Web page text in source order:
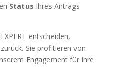
Status Ihres Antrags
entscheiden,
zurück. Sie profitieren von
Engagement für Ihre